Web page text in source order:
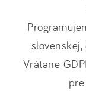
Vrátane